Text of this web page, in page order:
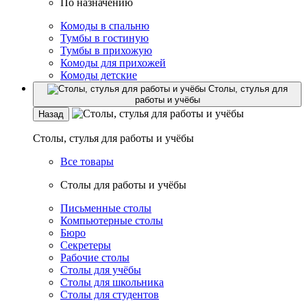
По назначению
Комоды в спальню
Тумбы в гостиную
Тумбы в прихожую
Комоды для прихожей
Комоды детские
Столы, стулья для
работы и учёбы
Назад
Столы, стулья для работы и учёбы
Все товары
Столы для работы и учёбы
Письменные столы
Компьютерные столы
Бюро
Секретеры
Рабочие столы
Столы для учёбы
Столы для школьника
Столы для студентов